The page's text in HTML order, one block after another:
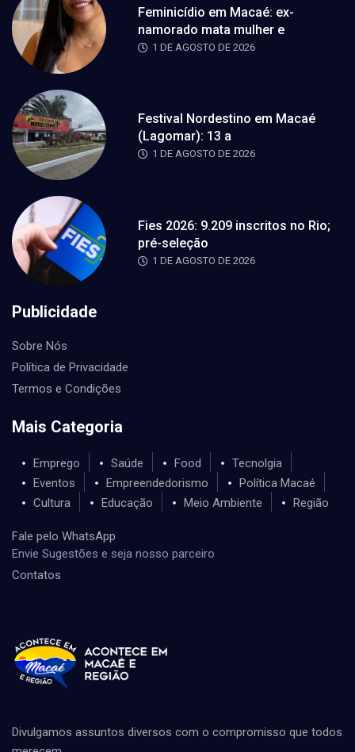
Feminicídio em Macaé: ex-
namorado mata mulher e
1 DE AGOSTO DE 2026
Festival Nordestino em Macaé
(Lagomar): 13 a
1 DE AGOSTO DE 2026
Fies 2026: 9.209 inscritos no Rio;
pré-seleção
1 DE AGOSTO DE 2026
Publicidade
Sobre Nós
Política de Privacidade
Termos e Condições
Mais Categoria
Emprego Saúde Food
Tecnolgia
Eventos
Empreendedorismo
Política Macaé
Cultura
Educação Meio Ambiente Região
Fale pelo WhatsApp
Envie Sugestões e seja nosso parceiro
Contatos
Divulgamos assuntos diversos com o compromisso que todos